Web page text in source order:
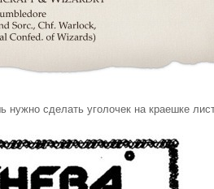
нужно сделать уголочек на краешке